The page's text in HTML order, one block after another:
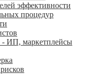
эффективности
процедур
- ИП, маркетплейсы